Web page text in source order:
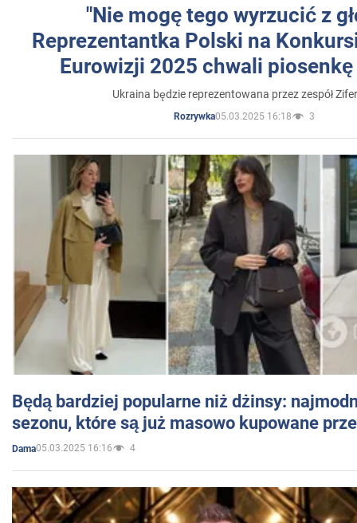
"Nie mogę tego wyrzucić z
Reprezentantka Polski na
Eurowizji 2025 chwali
Ukraina będzie reprezentowana przez zespół
Rozrywka05.03.2025 16:18 3
Będą bardziej popularne niż dżinsy:
sezonu, które są już masowo kupowane
Dama05.03.2025 16:16 4